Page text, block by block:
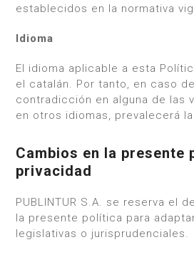
establecidos en la normativa
Idioma
El idioma aplicable a esta
el catalán. Por tanto, en caso
contradicción en alguna de las
en otros idiomas, prevalecerá
Cambios en la presente
privacidad
PUBLINTUR S.A. se reserva el
la presente política para
legislativas o jurisprudenciales.